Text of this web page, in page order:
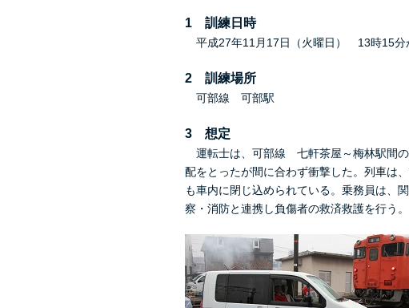
1 訓練日時
平成27年11月17日（火曜日） 13時15分
2 訓練場所
可部線 可部駅
3 想定
運転士は、可部線 七軒茶屋～梅林駅間の
配をとったが間に合わず衝撃した。列車は
も車内に閉じ込められている。乗務員は、
察・消防と連携し負傷者の救済救護を行う。